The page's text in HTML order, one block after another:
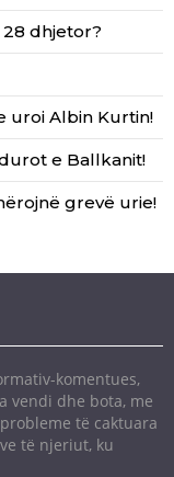
dhjetor?
uroi Albin Kurtin!
e Ballkanit!
grevë urie!
komentues,
vendi dhe bota, me
të caktuara
të njeriut, ku